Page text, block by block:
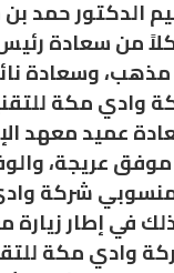
الدكتور حمد
من سعادة
وسعادة
وادي مكة
عميد معهد
موفق عريجة،
شركة
في إطار زيارة